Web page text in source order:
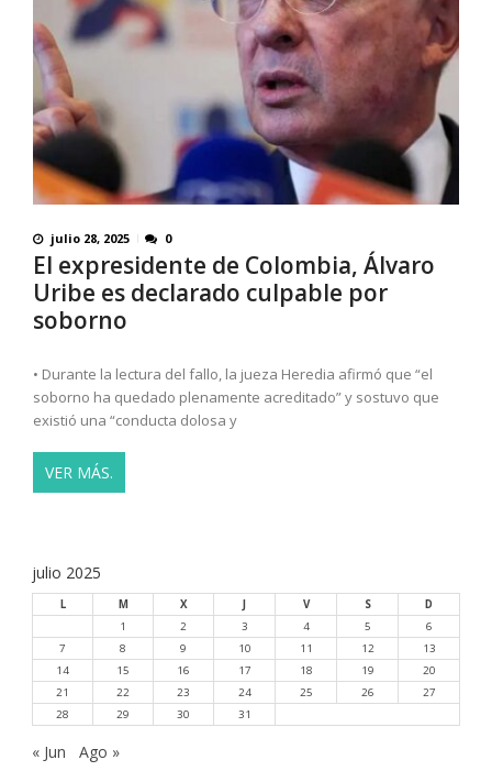
julio 28, 2025 0
El expresidente de Colombia, Álvaro
Uribe es declarado culpable por
soborno
• Durante la lectura del fallo, la jueza Heredia afirmó que “el
soborno ha quedado plenamente acreditado” y sostuvo que
existió una “conducta dolosa y
VER MÁS.
julio 2025
L M X V S
D
1
2 3 4 5
6
7
8 9 10 11 12
13
14
15 16 17 18 19
20
21
22 23 24 25 26
27
28
29 30 31
« Jun Ago »